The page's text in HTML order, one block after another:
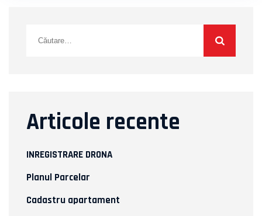
după:
Articole recente
INREGISTRARE DRONA
Planul Parcelar
Cadastru apartament